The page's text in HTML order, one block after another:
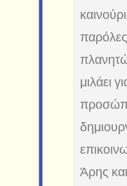
μιλάει
Άρης